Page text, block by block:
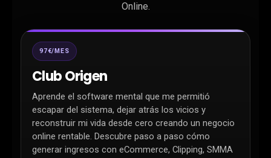
Online.
97€/MES
Club Origen
Aprende el software mental que me permitió
escapar del sistema, dejar atrás los vicios y
reconstruir mi vida desde cero creando un negocio
online rentable. Descubre paso a paso cómo
generar ingresos con eCommerce, Clipping, SMMA